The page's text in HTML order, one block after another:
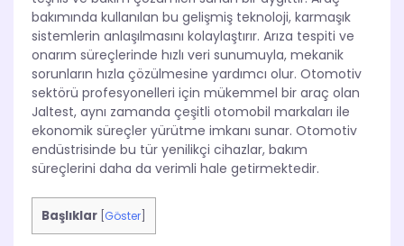
bakımında kullanılan bu gelişmiş teknoloji, karmaşık
sistemlerin anlaşılmasını kolaylaştırır. Arıza tespiti ve
onarım süreçlerinde hızlı veri sunumuyla, mekanik
sorunların hızla çözülmesine yardımcı olur. Otomotiv
sektörü profesyonelleri için mükemmel bir araç olan
Jaltest, aynı zamanda çeşitli otomobil markaları ile
ekonomik süreçler yürütme imkanı sunar. Otomotiv
endüstrisinde bu tür yenilikçi cihazlar, bakım
süreçlerini daha da verimli hale getirmektedir.
Başlıklar Göster